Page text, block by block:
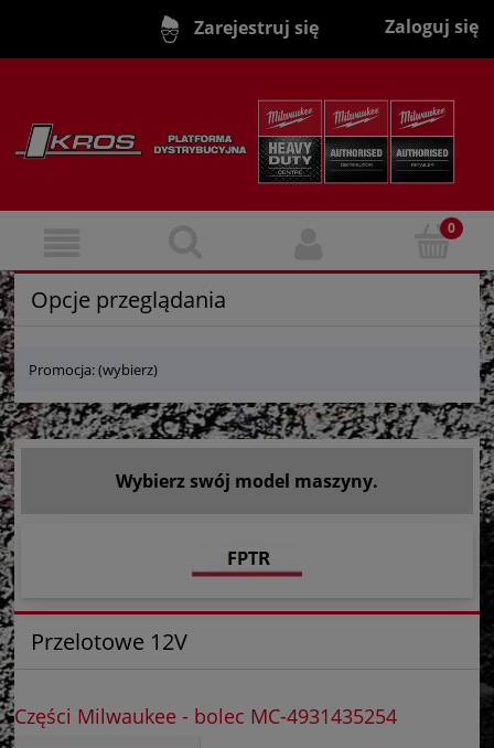
Zarejestruj się Zaloguj się
Opcje przeglądania
Promocja: (wybierz)
Wybierz swój model maszyny.
Przelotowe 12V
Części Milwaukee - bolec MC-4931435254